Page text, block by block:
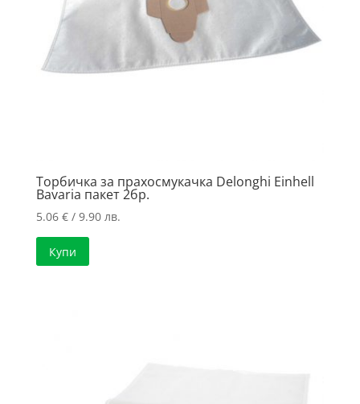
Торбичка за прахосмукачка Delonghi Einhell
Bavaria пакет 2бр.
5.06 €/ 9.90 лв.
Купи